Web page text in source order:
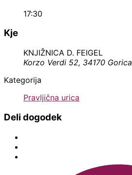
17:30
Kje
KNJIŽNICA D. FEIGEL
Korzo Verdi 52, 34170 Gorica
Kategorija
Pravljična urica
Deli dogodek